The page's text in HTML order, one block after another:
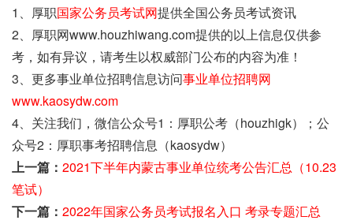
1、厚职国家公务员考试网提供全国公务员考试资讯
2、厚职网www.houzhiwang.com提供的以上信息仅供参
考，如有异议，请考生以权威部门公布的内容为准！
3、更多事业单位招聘信息访问事业单位招聘网
www.kaosydw.com
4、关注我们，微信公众号1：厚职公考（houzhigk）；公
众号2：厚职事考招聘信息（kaosydw）
上一篇： 2021下半年内蒙古事业单位统考公告汇总（10.23
笔试）
下一篇： 2022年国家公务员考试报名入口 考录专题汇总